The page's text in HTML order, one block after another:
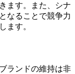
ます。また、シナ
なることで競争力
ます。
ランドの維持は非